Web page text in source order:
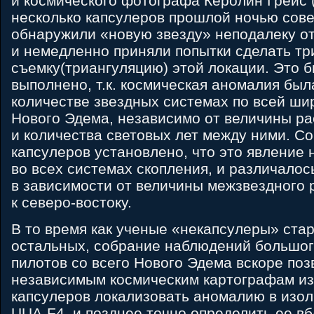
несколько капсулеров прошлой ночью
обнаружили «новую звезду» неподалеку
и немедленно приняли попытки сделать
съемку(триангуляцию) этой локации. Это
выполнено, т.к. космическая аномалия
количестве звездных системах по всей
Нового Эдема, независимо от величины
и количества световых лет между ними.
капсулеров установлено, что это явление
во всех системах скопления, и
в зависимости от величины межзвездного
к северо-востоку.
В то время как ученые «некапсулеры»
остальных, собрание наблюдений
пилотов со всего Нового Эдема вскоре
независимым космическим картографам
капсулеров локализовать аномалию в